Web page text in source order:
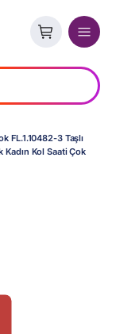
FL.1.10482-3 Taşlı
Kadın Kol Saati Çok